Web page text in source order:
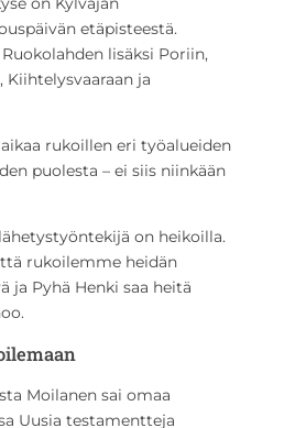
etäpisteestä.
lisäksi Poriin,
Kiihtelysvaaraan ja
rukoillen eri työalueiden
puolesta – ei siis niinkään
on heikoilla.
rukoilemme heidän
ja Pyhä Henki saa heitä
Moilanen sai omaa
Uusia testamentteja